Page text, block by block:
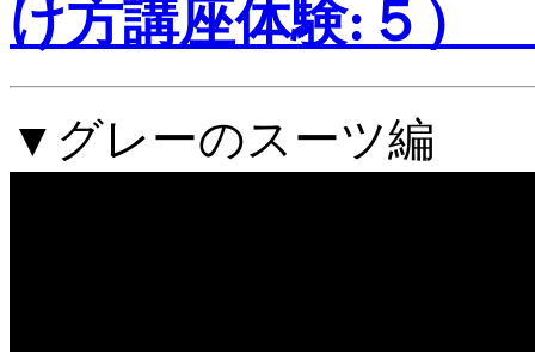
け方講座体験:５）
▼グレーのスーツ編